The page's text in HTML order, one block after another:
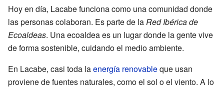
Hoy en día, Lacabe funciona como una comunidad donde
las personas colaboran. Es parte de laRed Ibérica de
Ecoaldeas. Una ecoaldea es un lugar donde la gente vive
de forma sostenible, cuidando el medio ambiente.
En Lacabe, casi toda laenergía renovableque usan
proviene de fuentes naturales, como el sol o el viento. A lo